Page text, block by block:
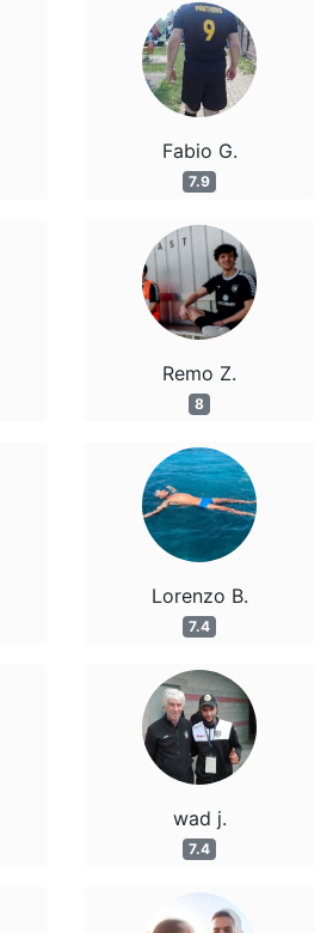
Fabio G.
7.9
Remo Z.
8
Lorenzo B.
7.4
wad j.
7.4